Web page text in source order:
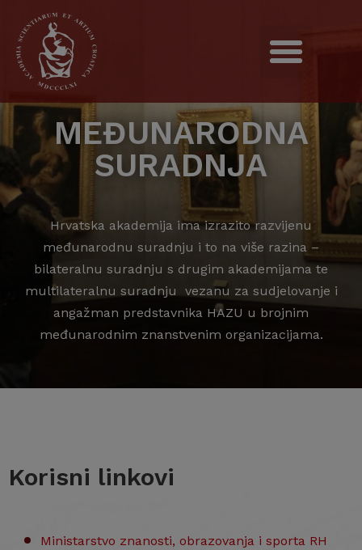
MEĐUNARODNA
SURADNJA
Hrvatska akademija ima izrazito razvijenu
međunarodnu suradnju i to na više razina –
bilateralnu suradnju s drugim akademijama te
multilateralnu suradnju vezanu za sudjelovanje i
angažman predstavnika HAZU u brojnim
međunarodnim znanstvenim organizacijama.
Korisni linkovi
Ministarstvo znanosti, obrazovanja i sporta RH